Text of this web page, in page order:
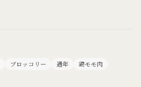
ブロッコリー 通年 鶏モモ肉